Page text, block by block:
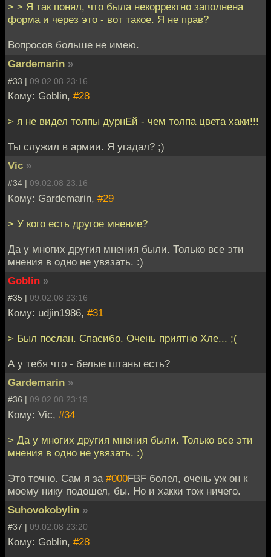
> > Я так понял, что была некорректно заполнена
форма и через это - вот такое. Я не прав?
Вопросов больше не имею.
Gardemarin »
#33 | 09.02.08 23:16
Кому: Goblin, #28
> я не видел толпы дурнЕй - чем толпа цвета хаки!!!
Ты служил в армии. Я угадал? ;)
Vic »
#34 | 09.02.08 23:16
Кому: Gardemarin, #29
> У кого есть другое мнение?
Да у многих другия мнения были. Только все эти
мнения в одно не увязать. :)
Goblin »
#35 | 09.02.08 23:16
Кому: udjin1986, #31
> Был послан. Спасибо. Очень приятно Хле... ;(
А у тебя что - белые штаны есть?
Gardemarin »
#36 | 09.02.08 23:19
Кому: Vic, #34
> Да у многих другия мнения были. Только все эти
мнения в одно не увязать. :)
Это точно. Сам я за #000FBF болел, очень уж он к
моему нику подошел, бы. Но и хакки тож ничего.
Suhovokobylin »
#37 | 09.02.08 23:20
Кому: Goblin, #28